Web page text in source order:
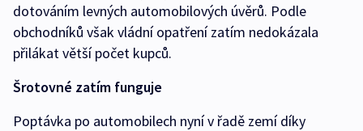
dotováním levných automobilových úvěrů. Podle
obchodníků však vládní opatření zatím nedokázala
přilákat větší počet kupců.
Šrotovné zatím funguje
Poptávka po automobilech nyní v řadě zemí díky